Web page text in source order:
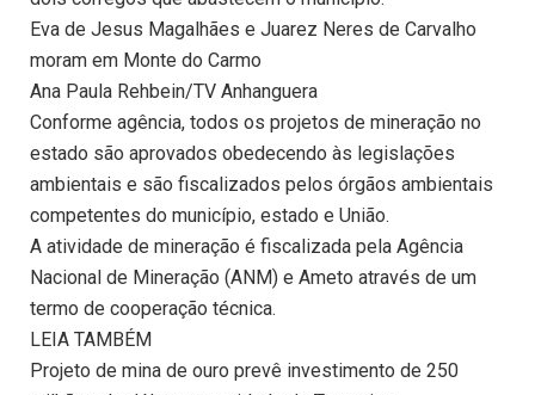
Eva de Jesus Magalhães e Juarez Neres de Carvalho
moram em Monte do Carmo
Ana Paula Rehbein/TV Anhanguera
Conforme agência, todos os projetos de mineração no
estado são aprovados obedecendo às legislações
ambientais e são fiscalizados pelos órgãos ambientais
competentes do município, estado e União.
A atividade de mineração é fiscalizada pela Agência
Nacional de Mineração (ANM) e Ameto através de um
termo de cooperação técnica.
LEIA TAMBÉM
Projeto de mina de ouro prevê investimento de 250